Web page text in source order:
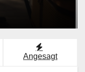
Angesagt